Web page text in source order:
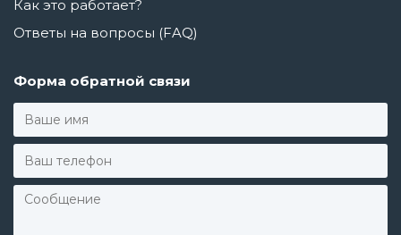
Как это работает?
Ответы на вопросы (FAQ)
Форма обратной связи